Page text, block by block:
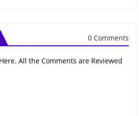
0 Comments
All the Comments are Reviewed